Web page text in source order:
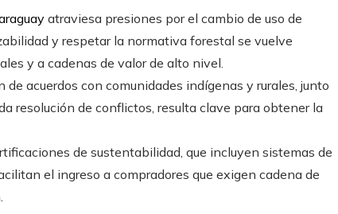
atraviesa presiones por el cambio de uso de
y respetar la normativa forestal se vuelve
y a cadenas de valor de alto nivel.
de acuerdos con comunidades indígenas y rurales, junto
resolución de conflictos, resulta clave para obtener la
de sustentabilidad, que incluyen sistemas de
el ingreso a compradores que exigen cadena de